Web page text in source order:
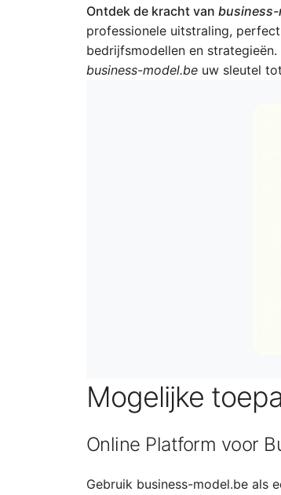
Ontdek de kracht van
professionele uitstraling,
bedrijfsmodellen en
business-model.beuw sleutel
Mogelijke
Online Platform voor
Gebruik business-model.be als